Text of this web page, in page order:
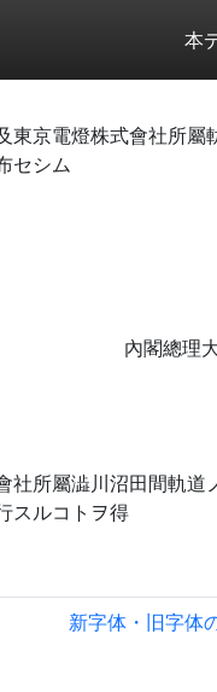
本
東京電燈株式會社所屬
セシム
內閣總理
所屬澁川沼田間軌道
スルコトヲ得
新字体・旧字体